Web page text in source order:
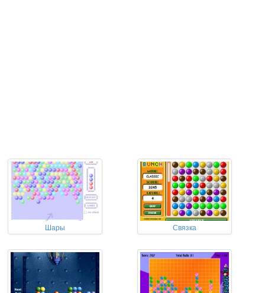
Шары Связка